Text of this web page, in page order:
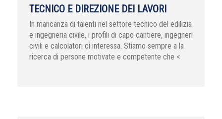
TECNICO E DIREZIONE DEI LAVORI
In mancanza di talenti nel settore tecnico del edilizia
e ingegneria civile, i profili di capo cantiere, ingegneri
civili e calcolatori ci interessa. Stiamo sempre a la
ricerca di persone motivate e competente che <